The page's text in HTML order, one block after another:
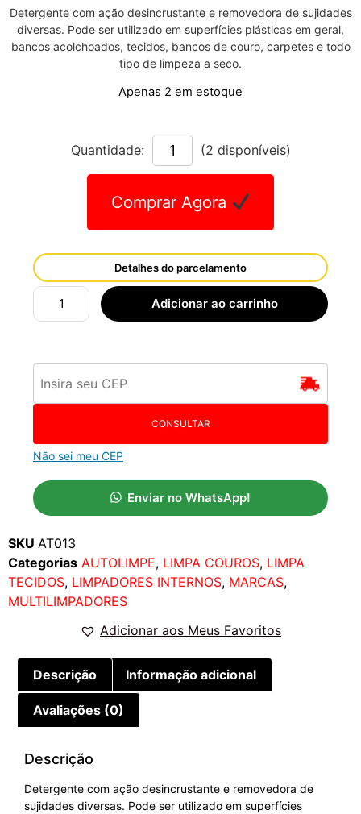
Detergente com ação desincrustante e removedora de sujidades
diversas. Pode ser utilizado em superfícies plásticas em geral,
bancos acolchoados, tecidos, bancos de couro, carpetes e todo
tipo de limpeza a seco.
Apenas 2 em estoque
Quantidade: (2 disponíveis)
Comprar Agora
Detalhes do parcelamento
Adicionar ao carrinho
CONSULTAR
Não sei meu CEP
Enviar no WhatsApp!
SKU AT013
Categorias AUTOLIMPE, LIMPA COUROS, LIMPA
TECIDOS, LIMPADORES INTERNOS, MARCAS,
MULTILIMPADORES
Adicionar aos Meus Favoritos
Descrição Informação adicional
Avaliações (0)
Descrição
Detergente com ação desincrustante e removedora de
sujidades diversas. Pode ser utilizado em superfícies